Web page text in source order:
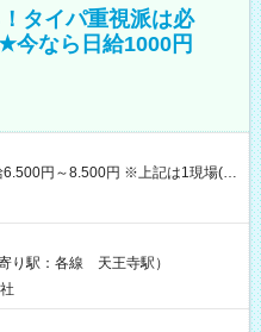
タイパ重視派は必
今なら日給1000円
円～8.500円 ※上記は1現場(実
す ※基本は1日あたり2現場(実働8
の場合の支給額は日給1,3000円で
した人は採用祝いで【日給+1.000
待遇に変更ありません） 現場に
り！ その場合も給与金額は変わり
円×4日 ＝月給52.000円 ・週6
り駅：各線 天王寺駅）